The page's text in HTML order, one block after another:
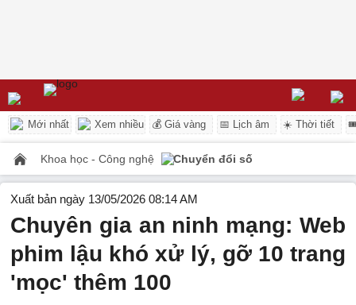
Mới nhất Xem nhiều 💰 Giá vàng 📅 Lịch âm ☀️ Thời tiết
Khoa học - Công nghệ Chuyển đổi số
Xuất bản ngày 13/05/2026 08:14 AM
Chuyên gia an ninh mạng: Web
phim lậu khó xử lý, gỡ 10 trang
'mọc' thêm 100